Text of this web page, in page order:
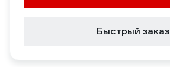
Быстрый заказ